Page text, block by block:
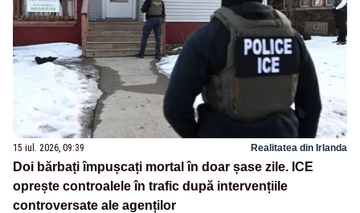
15 iul. 2026, 09:39 Realitatea din Irlanda
Doi bărbați împușcați mortal în doar șase zile. ICE
oprește controalele în trafic după intervențiile
controversate ale agenților